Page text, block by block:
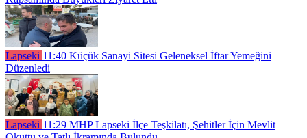
Lapseki 11:40 Küçük Sanayi Sitesi Geleneksel İftar Yemeğini
Düzenledi
Lapseki 11:29 MHP Lapseki İlçe Teşkilatı, Şehitler İçin Mevlit